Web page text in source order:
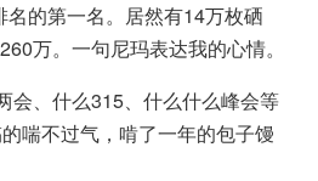
的第一名。居然有14万枚硒
万。一句尼玛表达我的心情。
会、什么315、什么什么峰会等
喘不过气，啃了一年的包子馒